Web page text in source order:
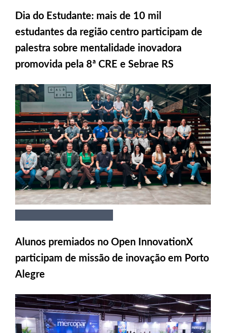
Dia do Estudante: mais de 10 mil
estudantes da região centro participam de
palestra sobre mentalidade inovadora
promovida pela 8ª CRE e Sebrae RS
Alunos premiados no Open InnovationX
participam de missão de inovação em Porto
Alegre